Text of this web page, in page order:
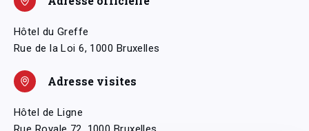
Hôtel du Greffe
Rue de la Loi 6, 1000 Bruxelles
Adresse visites
Hôtel de Ligne